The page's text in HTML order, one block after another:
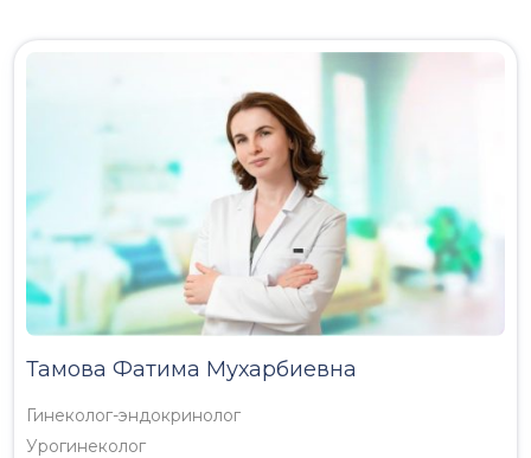
Тамова Фатима Мухарбиевна
Гинеколог-эндокринолог
Урогинеколог